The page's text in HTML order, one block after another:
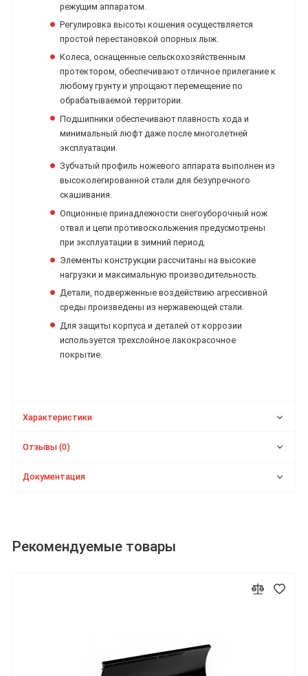
режущим аппаратом.
Регулировка высоты кошения осуществляется
простой перестановкой опорных лыж.
Колеса, оснащенные сельскохозяйственным
протектором, обеспечивают отличное прилегание к
любому грунту и упрощают перемещение по
обрабатываемой территории.
Подшипники обеспечивают плавность хода и
минимальный люфт даже после многолетней
эксплуатации.
Зубчатый профиль ножевого аппарата выполнен из
высоколегированной стали для безупречного
скашивания.
Опционные принадлежности снегоуборочный нож
отвал и цепи противоскольжения предусмотрены
при эксплуатации в зимний период.
Элементы конструкции рассчитаны на высокие
нагрузки и максимальную производительность.
Детали, подверженные воздействию агрессивной
среды произведены из нержавеющей стали.
Для защиты корпуса и деталей от коррозии
используется трехслойное лакокрасочное
покрытие.
Характеристики
Отзывы (0)
Документация
Рекомендуемые товары